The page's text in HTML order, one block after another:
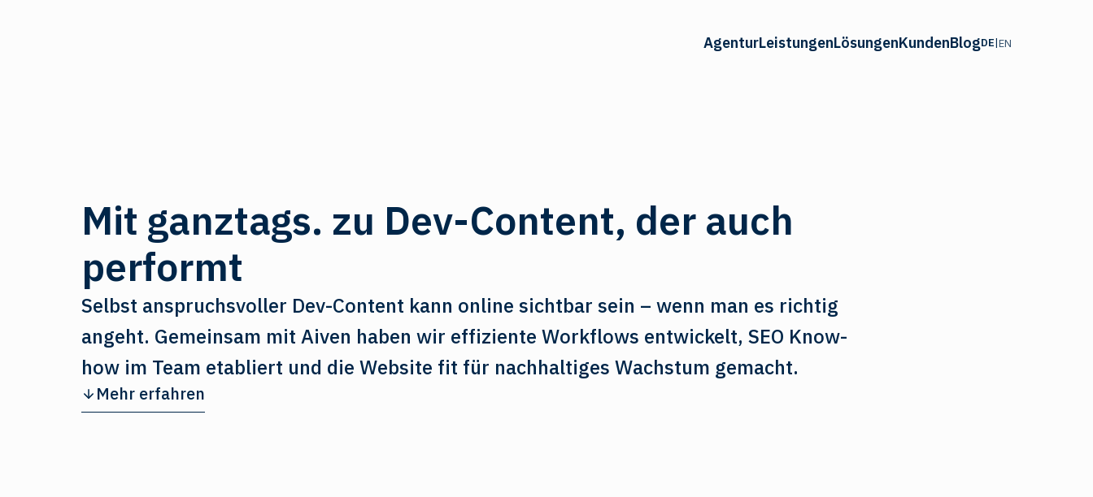
AgenturLeistungenLösungenKundenBlogDE|EN
Mit ganztags. zu Dev-Content, der auch
performt
Selbst anspruchsvoller Dev-Content kann online sichtbar sein – wenn man es richtig
angeht. Gemeinsam mit Aiven haben wir effiziente Workflows entwickelt, SEO Know-
how im Team etabliert und die Website fit für nachhaltiges Wachstum gemacht.
Mehr erfahren